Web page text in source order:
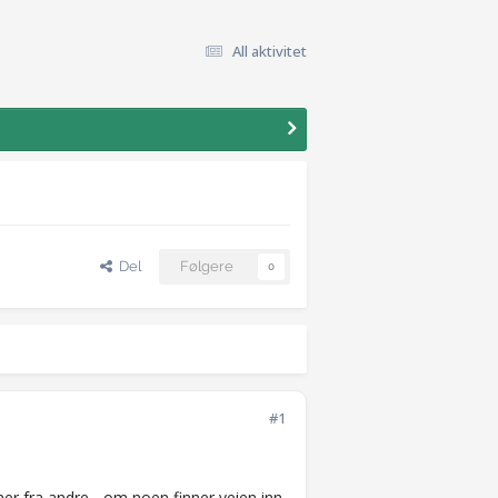
All aktivitet
Del Følgere 0
#1